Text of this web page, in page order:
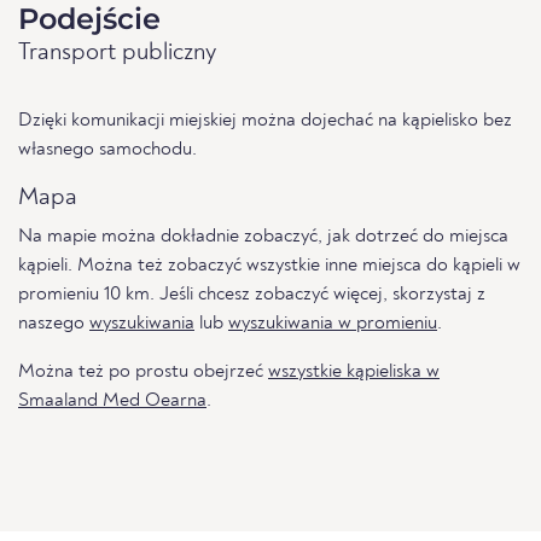
Podejście
Transport publiczny
Dzięki komunikacji miejskiej można dojechać na kąpielisko bez
własnego samochodu.
Mapa
Na mapie można dokładnie zobaczyć, jak dotrzeć do miejsca
kąpieli. Można też zobaczyć wszystkie inne miejsca do kąpieli w
promieniu 10 km. Jeśli chcesz zobaczyć więcej, skorzystaj z
naszego wyszukiwania lub wyszukiwania w promieniu.
Można też po prostu obejrzeć wszystkie kąpieliska w
Smaaland Med Oearna.